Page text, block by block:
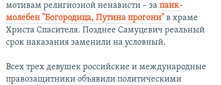
мотивам религиозной ненависти – за панк-
молебен "Богородица, Путина прогони" в храме
Христа Спасителя. Позднее Самуцевич реальный
срок наказания заменили на условный.
Всех трех девушек российские и международные
правозащитники объявили политическими